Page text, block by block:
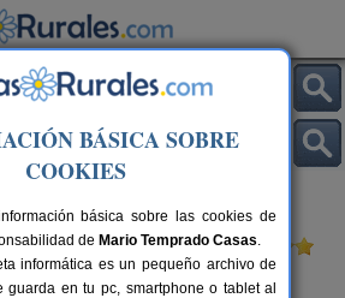
cerca de Palomar
BÁSICA SOBRE
COOKIES
básica sobre las cookies de
de Mario Temprado Casas.
informática es un pequeño archivo de
guarda en tu pc, smartphone o tablet al